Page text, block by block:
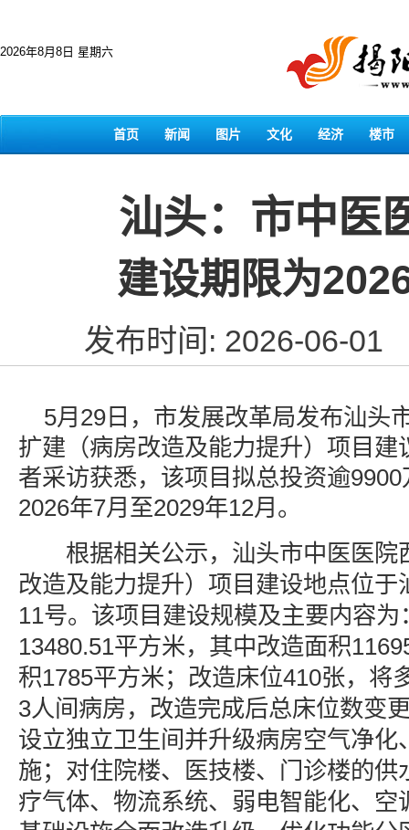
2026年8月8日 星期六
首页 新闻 图片 文化 经济 楼市
汕头：市中医
建设期限为
发布时间: 2026-06-01
5月29日，市发展改革局发布汕头
扩建（病房改造及能力提升）项目建
者采访获悉，该项目拟总投资逾
2026年7月至2029年12月。
根据相关公示，汕头市中医医院
改造及能力提升）项目建设地点位于
11号。该项目建设规模及主要内容
13480.51平方米，其中改造面积
积1785平方米；改造床位410张，将
3人间病房，改造完成后总床位数变
设立独立卫生间并升级病房空气净化
施；对住院楼、医技楼、门诊楼的供
疗气体、物流系统、弱电智能化、空